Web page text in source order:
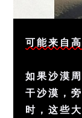
可能来自
如果沙漠
干沙漠，
时，这些